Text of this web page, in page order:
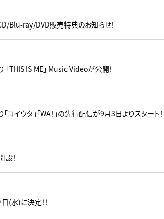
Blu-ray/DVD販売特典のお知らせ！
THIS IS ME」 Music Videoが公開！
イウタ」「WA！」の先行配信が9月3日よりスタート！
設！
(水)に決定！！